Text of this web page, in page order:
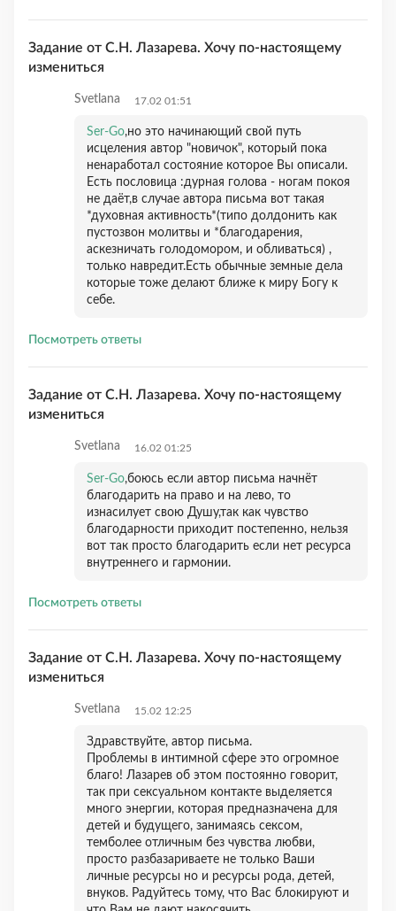
Задание от С.Н. Лазарева. Хочу по-настоящему
измениться
Svetlana 17.02 01:51
Ser-Go,но это начинающий свой путь
исцеления автор "новичок", который пока
ненаработал состояние которое Вы описали.
Есть пословица :дурная голова - ногам покоя
не даёт,в случае автора письма вот такая
*духовная активность*(типо долдонить как
пустозвон молитвы и *благодарения,
аскезничать голодомором, и обливаться) ,
только навредит.Есть обычные земные дела
которые тоже делают ближе к миру Богу к
себе.
Посмотреть ответы
Задание от С.Н. Лазарева. Хочу по-настоящему
измениться
Svetlana 16.02 01:25
Ser-Go,боюсь если автор письма начнёт
благодарить на право и на лево, то
изнасилует свою Душу,так как чувство
благодарности приходит постепенно, нельзя
вот так просто благодарить если нет ресурса
внутреннего и гармонии.
Посмотреть ответы
Задание от С.Н. Лазарева. Хочу по-настоящему
измениться
Svetlana 15.02 12:25
Здравствуйте, автор письма.
Проблемы в интимной сфере это огромное
благо! Лазарев об этом постоянно говорит,
так при сексуальном контакте выделяется
много энергии, которая предназначена для
детей и будущего, занимаясь сексом,
темболее отличным без чувства любви,
просто разбазариваете не только Ваши
личные ресурсы но и ресурсы рода, детей,
внуков. Радуйтесь тому, что Вас блокируют и